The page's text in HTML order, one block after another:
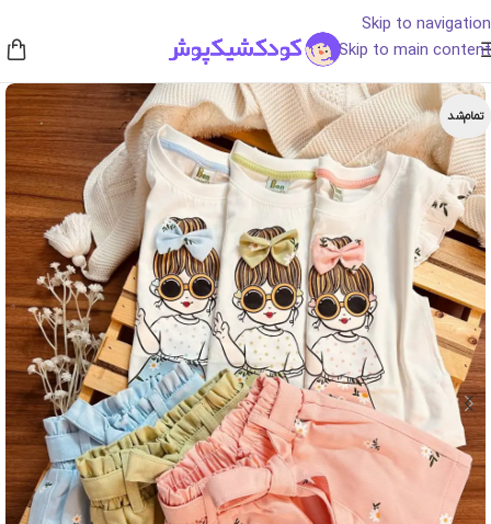
Skip to navigation
Skip to main content
تمام‌شد